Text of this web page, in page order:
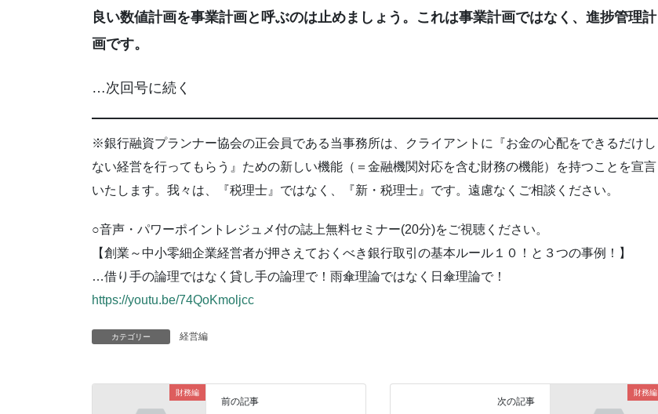
良い数値計画を事業計画と呼ぶのは止めましょう。これは事業計画ではなく、進捗管理計
画です。
…次回号に続く
※銀行融資プランナー協会の正会員である当事務所は、クライアントに『お金の心配をできるだけし
ない経営を行ってもらう』ための新しい機能（＝金融機関対応を含む財務の機能）を持つことを宣言
いたします。我々は、『税理士』ではなく、『新・税理士』です。遠慮なくご相談ください。
○音声・パワーポイントレジュメ付の誌上無料セミナー(20分)をご視聴ください。
【創業～中小零細企業経営者が押さえておくべき銀行取引の基本ルール１０！と３つの事例！】
…借り手の論理ではなく貸し手の論理で！雨傘理論ではなく日傘理論で！
https://youtu.be/74QoKmoljcc
カテゴリー 経営編
財務編
前の記事
財務編
次の記事